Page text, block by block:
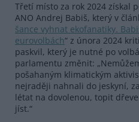
Třetí místo za rok 2024 získal
ANO Andrej Babiš, který v
šance vyhnat ekofanatiky.
eurovolbách“ z února 2024
paskvil, který je nutné po
parlamentu změnit:
pošahaným klimatickým
nejraději nahnali do jeskyní,
létat na dovolenou, topit
jíst.“